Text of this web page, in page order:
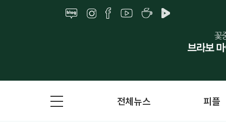
전체뉴스 피플